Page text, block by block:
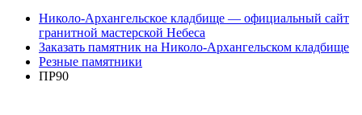
Николо-Архангельское кладбище — официальный сайт
гранитной мастерской Небеса
Заказать памятник на Николо-Архангельском кладбище
Резные памятники
ПР90